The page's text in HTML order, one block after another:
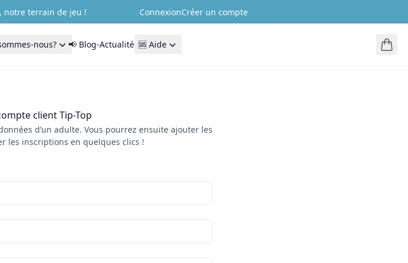
notre terrain de jeu ! ConnexionCréer un compte
nous? 📢 Blog-Actualités 🆘 Aide
client Tip-Top
d’un adulte. Vous pourrez ensuite ajouter les
les inscriptions en quelques clics !